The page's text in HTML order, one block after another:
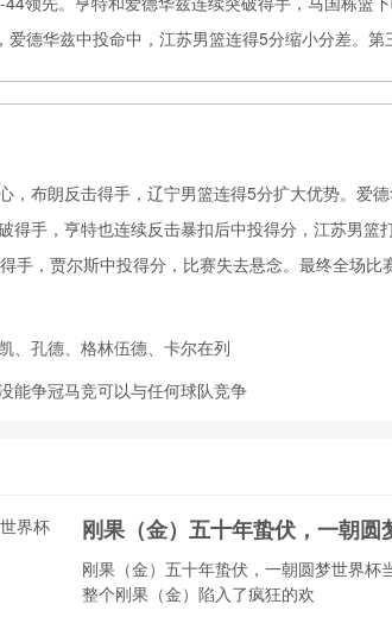
德华兹中投命中，江苏男篮连得5分缩小分差。第
，布朗反击得手，辽宁男篮连得5分扩大优势。爱
得手，亨特也连续反击暴扣后中投得分，江苏男篮
手，贾尔斯中投得分，比赛失去悬念。最终全场
、孔德、格林伍德、卡尔在列
能争冠马竞可以与任何球队竞争
刚果（金）五十年蛰伏，一朝圆
刚果（金）五十年蛰伏，一朝圆梦世界杯
整个刚果（金）陷入了疯狂的欢